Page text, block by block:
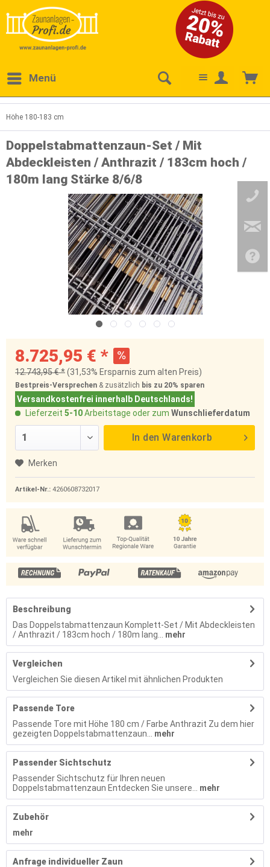
Menü
Höhe 180-183 cm
Doppelstabmattenzaun-Set / Mit
Abdeckleisten / Anthrazit / 183cm hoch /
180m lang Stärke 8/6/8
8.725,95 € *
12.743,95 € *(31,53% Ersparnis zum alten Preis)
Bestpreis-Versprechen & zusätzlich bis zu 20% sparen
Versandkostenfrei innerhalb Deutschlands!
Lieferzeit 5-10Arbeitstage oder zum Wunschlieferdatum
In den Warenkorb
Merken
Artikel-Nr.: 4260608732017
Beschreibung
Das Doppelstabmattenzaun Komplett-Set / Mit Abdeckleisten
/ Anthrazit / 183cm hoch / 180m lang...
mehr
Vergleichen
Vergleichen Sie diesen Artikel mit ähnlichen Produkten
Passende Tore
Passende Tore mit Höhe 180 cm / Farbe Anthrazit Zu dem hier
gezeigten Doppelstabmattenzaun...
mehr
Passender Sichtschutz
Passender Sichtschutz für Ihren neuen
Doppelstabmattenzaun Entdecken Sie unsere...
mehr
Zubehör
mehr
Anfrage individueller Zaun